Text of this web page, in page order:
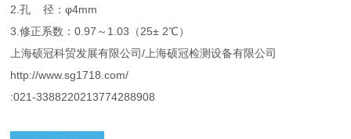
2.孔 径：φ4mm
3.修正系数：0.97～1.03（25± 2℃）
上海硕冠科贸发展有限公司/上海硕冠检测设备有限公司
http://www.sg1718.com/
:021-3388220213774288908